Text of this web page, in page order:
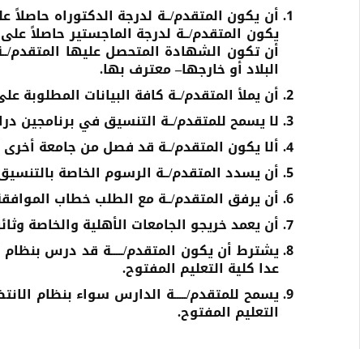
أن يكون المتقدم/ــة لدرجة الدكتوراه
يكون المتقدم/ــة لدرجة الماجستير حاصلاً
أن تكون الشهادة المتحصل عليها
البلاد أو خارجها– معترف بها.
أن يملأ المتقدم/ــة كافة البيانات
لا يسمح للمتقدم/ــة التنسيق في برنامجين
ألا يكون المتقدم/ــة قد فصل من جامعة أخرى
أن يسدد المتقدم/ــة الرسوم الخاصة بالتنسيق (8500) ريال يمني
أن يرفق المتقدم/ــة مع الطلب خطاب
أن يعمد خريجو الجامعات الأهلية والخاصة
يشترط أن يكون المتقدم/ـــــة قد درس
عدا كلية التعليم المفتوح.
يسمح للمتقدم/ـــــة الدارس سواء بنظام
التعليم المفتوح.